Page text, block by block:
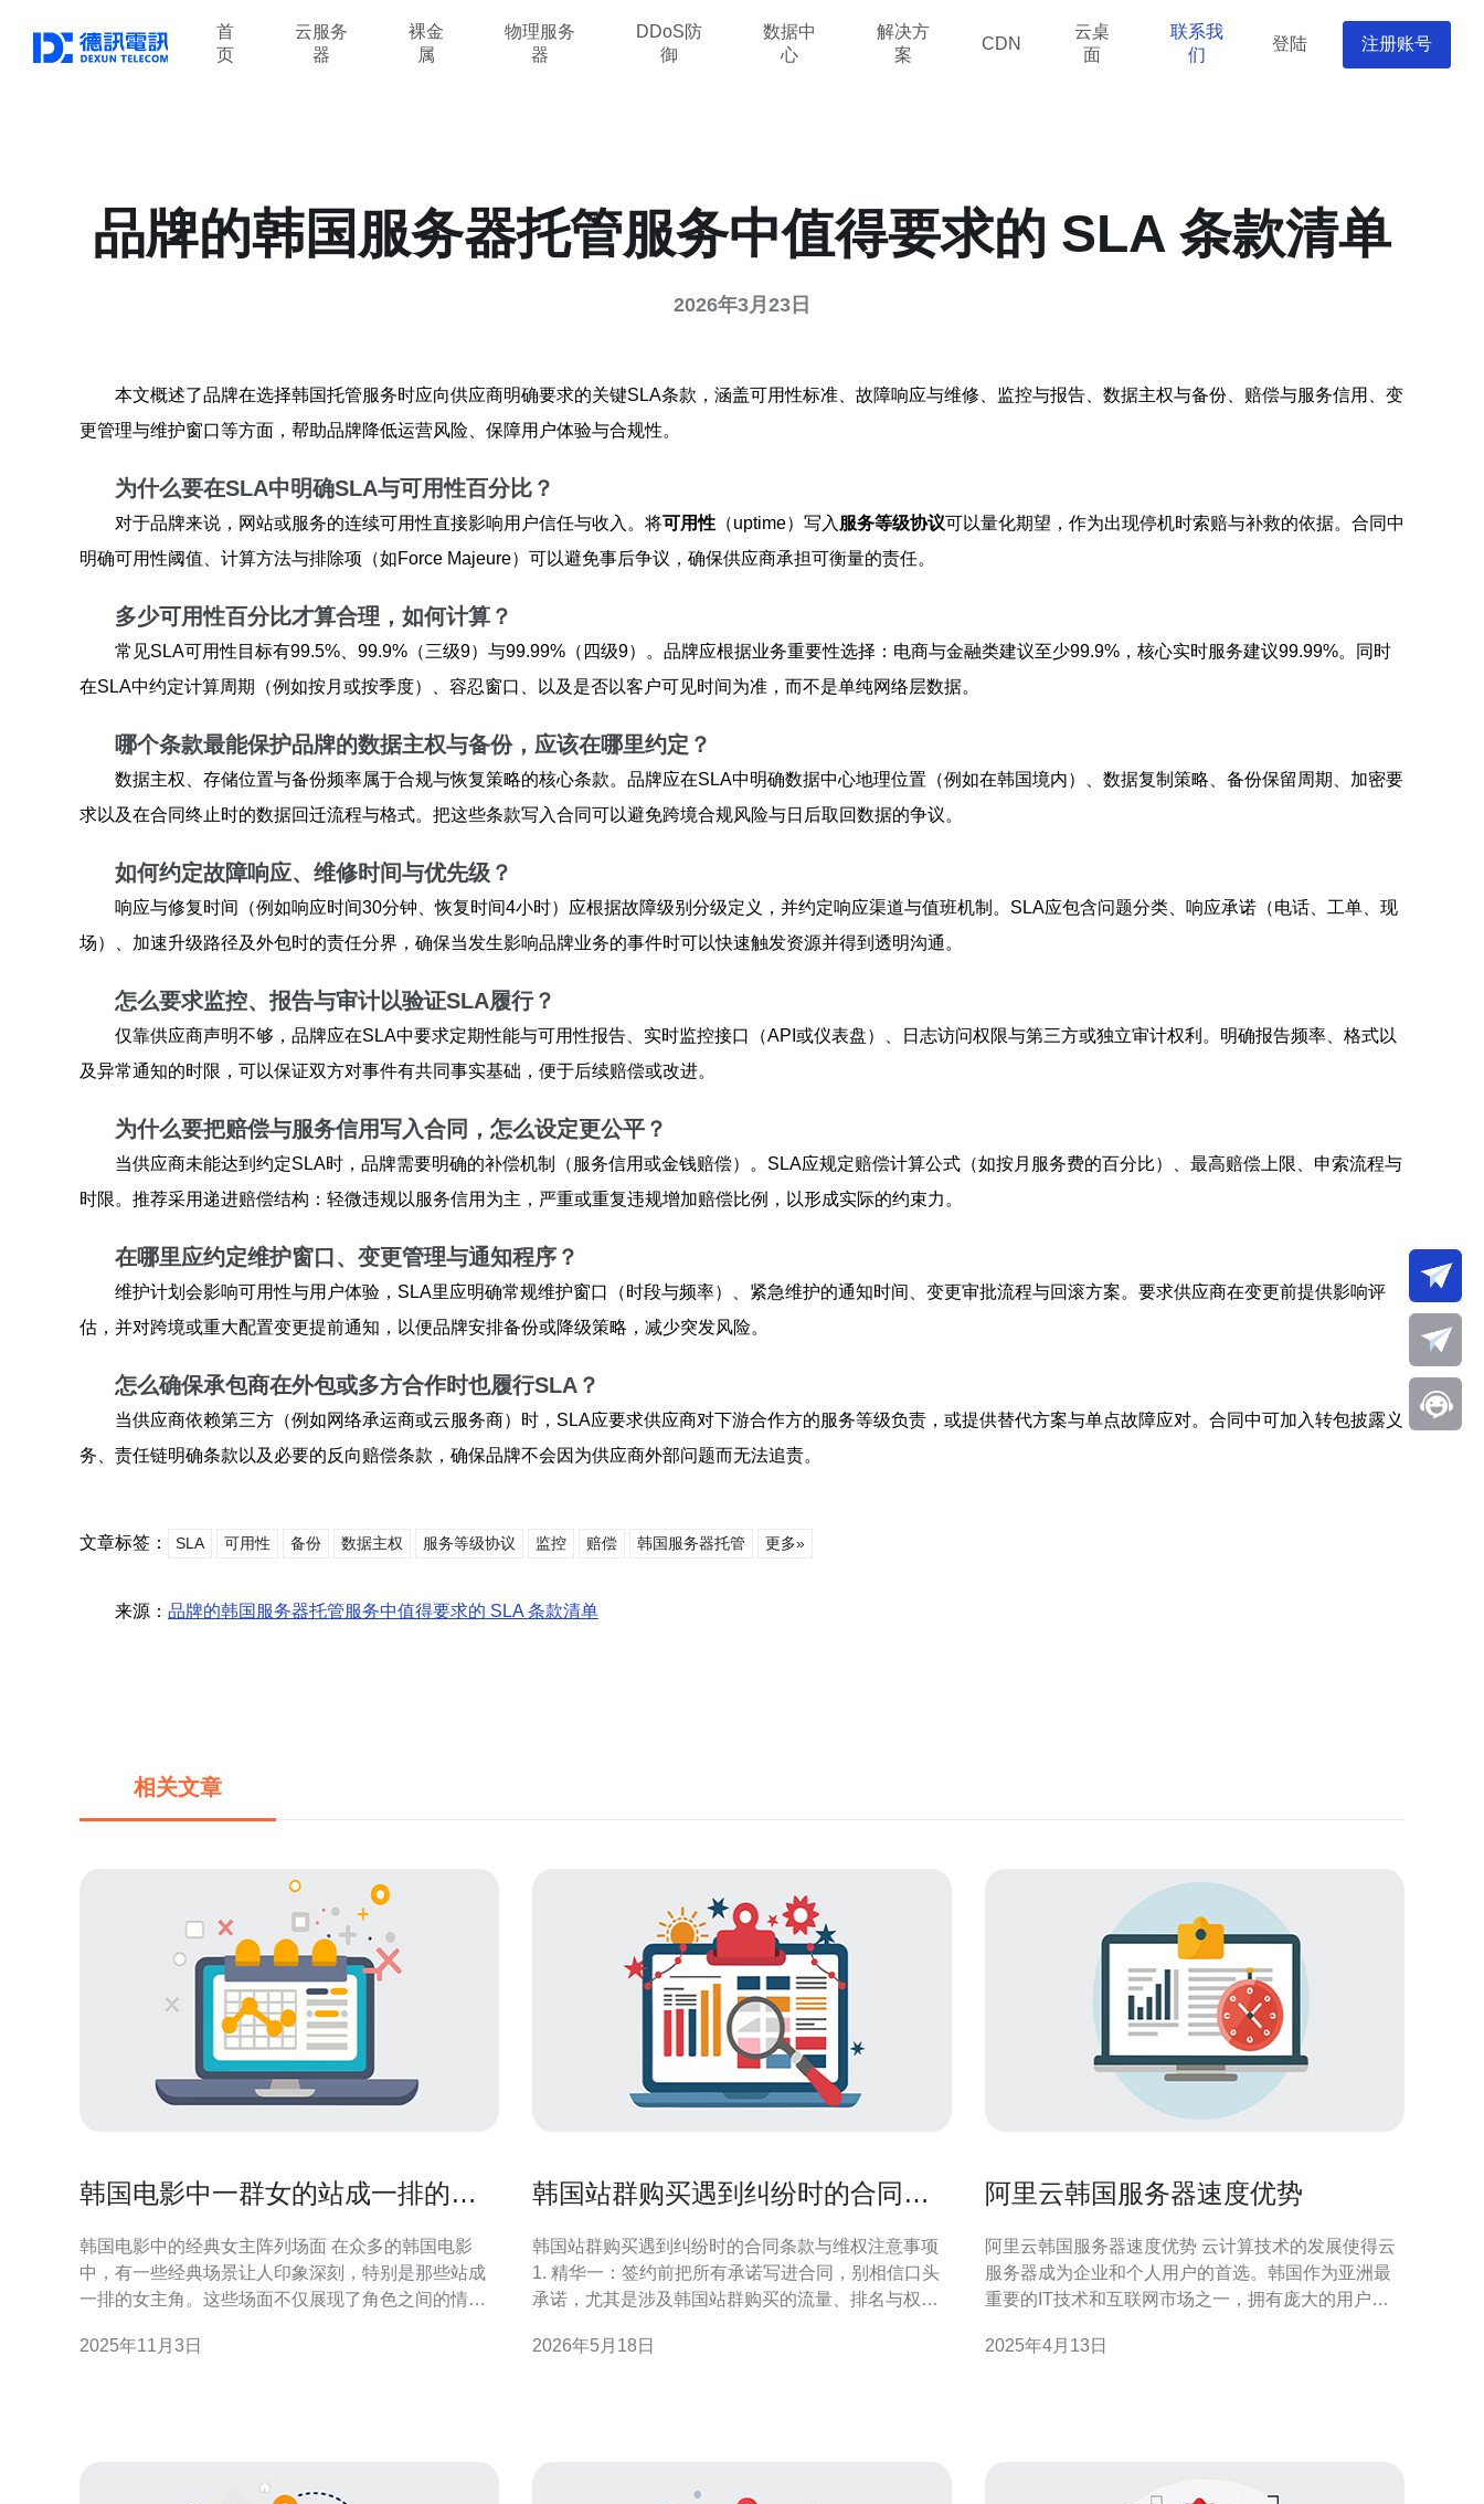
首
页
云服务
器
裸金
属
物理服务
器
DDoS防
御
数据中
心
解决方
案
CDN
云桌
面
联系我
们
登陆 注册账号
品牌的韩国服务器托管服务中值得要求的 SLA 条款清单
2026年3月23日
本文概述了品牌在选择韩国托管服务时应向供应商明确要求的关键SLA条款，涵盖可用性标准、故障响应与维修、监控与报告、数据主权与备份、赔偿与服务信用、变
更管理与维护窗口等方面，帮助品牌降低运营风险、保障用户体验与合规性。
为什么要在SLA中明确SLA与可用性百分比？
对于品牌来说，网站或服务的连续可用性直接影响用户信任与收入。将可用性 （uptime）写入 服务等级协议可以量化期望，作为出现停机时索赔与补救的依据。合同中
明确可用性阈值、计算方法与排除项（如Force Majeure）可以避免事后争议，确保供应商承担可衡量的责任。
多少可用性百分比才算合理，如何计算？
常见SLA可用性目标有99.5%、99.9%（三级9）与99.99%（四级9）。品牌应根据业务重要性选择：电商与金融类建议至少99.9%，核心实时服务建议99.99%。同时
在SLA中约定计算周期（例如按月或按季度）、容忍窗口、以及是否以客户可见时间为准，而不是单纯网络层数据。
哪个条款最能保护品牌的数据主权与备份，应该在哪里约定？
数据主权、存储位置与备份频率属于合规与恢复策略的核心条款。品牌应在SLA中明确数据中心地理位置（例如在韩国境内）、数据复制策略、备份保留周期、加密要
求以及在合同终止时的数据回迁流程与格式。把这些条款写入合同可以避免跨境合规风险与日后取回数据的争议。
如何约定故障响应、维修时间与优先级？
响应与修复时间（例如响应时间30分钟、恢复时间4小时）应根据故障级别分级定义，并约定响应渠道与值班机制。SLA应包含问题分类、响应承诺（电话、工单、现
场）、加速升级路径及外包时的责任分界，确保当发生影响品牌业务的事件时可以快速触发资源并得到透明沟通。
怎么要求监控、报告与审计以验证SLA履行？
仅靠供应商声明不够，品牌应在SLA中要求定期性能与可用性报告、实时监控接口（API或仪表盘）、日志访问权限与第三方或独立审计权利。明确报告频率、格式以
及异常通知的时限，可以保证双方对事件有共同事实基础，便于后续赔偿或改进。
为什么要把赔偿与服务信用写入合同，怎么设定更公平？
当供应商未能达到约定SLA时，品牌需要明确的补偿机制（服务信用或金钱赔偿）。SLA应规定赔偿计算公式（如按月服务费的百分比）、最高赔偿上限、申索流程与
时限。推荐采用递进赔偿结构：轻微违规以服务信用为主，严重或重复违规增加赔偿比例，以形成实际的约束力。
在哪里应约定维护窗口、变更管理与通知程序？
维护计划会影响可用性与用户体验，SLA里应明确常规维护窗口（时段与频率）、紧急维护的通知时间、变更审批流程与回滚方案。要求供应商在变更前提供影响评
估，并对跨境或重大配置变更提前通知，以便品牌安排备份或降级策略，减少突发风险。
怎么确保承包商在外包或多方合作时也履行SLA？
当供应商依赖第三方（例如网络承运商或云服务商）时，SLA应要求供应商对下游合作方的服务等级负责，或提供替代方案与单点故障应对。合同中可加入转包披露义
务、责任链明确条款以及必要的反向赔偿条款，确保品牌不会因为供应商外部问题而无法追责。
文章标签： SLA 可用性 备份 数据主权 服务等级协议 监控 赔偿 韩国服务器托管 更多»
来源： 品牌的韩国服务器托管服务中值得要求的 SLA 条款清单
相关文章
韩国电影中一群女的站成一排的经
韩国电影中的经典女主阵列场面 在众多的韩国电影
中，有一些经典场景让人印象深刻，特别是那些站成
一排的女主角。这些场面不仅展现了角色之间的情感
一现象背后的魅力与影响。 以下是我们分析的三个精
2025年11月3日
韩国站群购买遇到纠纷时的合同条
韩国站群购买遇到纠纷时的合同条款与维权注意事项
1. 精华一：签约前把所有承诺写进合同，别相信口头
承诺，尤其是涉及韩国站群购买的流量、排名与权重
付物清单、知识产权转移与违约金条款，预设保全与
2026年5月18日
阿里云韩国服务器速度优势
阿里云韩国服务器速度优势 云计算技术的发展使得云
服务器成为企业和个人用户的首选。韩国作为亚洲最
重要的IT技术和互联网市场之一，拥有庞大的用户群
和个人用户的需求。阿里云作为全球领先的云计算服
2025年4月13日